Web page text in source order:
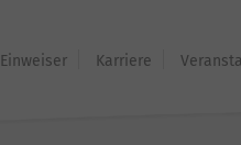
Einweiser Karriere